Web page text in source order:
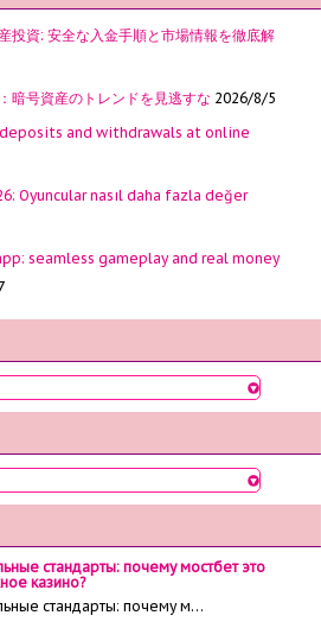
投資: 安全な入金手順と市場情報を徹底解
暗号資産のトレンドを見逃すな 2026/8/5
and withdrawals at online
Oyuncular nasıl daha fazla değer
seamless gameplay and real money
стандарты: почему мостбет это
казино?
стандарты: почему м…